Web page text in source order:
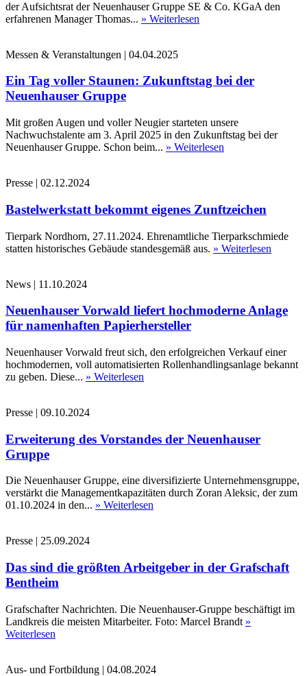
der Aufsichtsrat der Neuenhauser Gruppe SE & Co. KGaA den
erfahrenen Manager Thomas... » Weiterlesen
Messen & Veranstaltungen | 04.04.2025
Ein Tag voller Staunen: Zukunftstag bei der
Neuenhauser Gruppe
Mit großen Augen und voller Neugier starteten unsere
Nachwuchstalente am 3. April 2025 in den Zukunftstag bei der
Neuenhauser Gruppe. Schon beim... » Weiterlesen
Presse | 02.12.2024
Bastelwerkstatt bekommt eigenes Zunftzeichen
Tierpark Nordhorn, 27.11.2024. Ehrenamtliche Tierparkschmiede
statten historisches Gebäude standesgemäß aus. » Weiterlesen
News | 11.10.2024
Neuenhauser Vorwald liefert hochmoderne Anlage
für namenhaften Papierhersteller
Neuenhauser Vorwald freut sich, den erfolgreichen Verkauf einer
hochmodernen, voll automatisierten Rollenhandlingsanlage bekannt
zu geben. Diese... » Weiterlesen
Presse | 09.10.2024
Erweiterung des Vorstandes der Neuenhauser
Gruppe
Die Neuenhauser Gruppe, eine diversifizierte Unternehmensgruppe,
verstärkt die Managementkapazitäten durch Zoran Aleksic, der zum
01.10.2024 in den... » Weiterlesen
Presse | 25.09.2024
Das sind die größten Arbeitgeber in der Grafschaft
Bentheim
Grafschafter Nachrichten. Die Neuenhauser-Gruppe beschäftigt im
Landkreis die meisten Mitarbeiter. Foto: Marcel Brandt »
Weiterlesen
Aus- und Fortbildung | 04.08.2024